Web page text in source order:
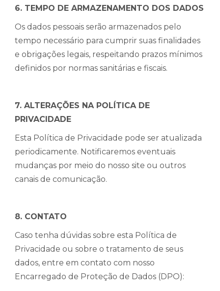
6. TEMPO DE ARMAZENAMENTO DOS DADOS
Os dados pessoais serão armazenados pelo
tempo necessário para cumprir suas finalidades
e obrigações legais, respeitando prazos mínimos
definidos por normas sanitárias e fiscais.
7. ALTERAÇÕES NA POLÍTICA DE
PRIVACIDADE
Esta Política de Privacidade pode ser atualizada
periodicamente. Notificaremos eventuais
mudanças por meio do nosso site ou outros
canais de comunicação.
8. CONTATO
Caso tenha dúvidas sobre esta Política de
Privacidade ou sobre o tratamento de seus
dados, entre em contato com nosso
Encarregado de Proteção de Dados (DPO):